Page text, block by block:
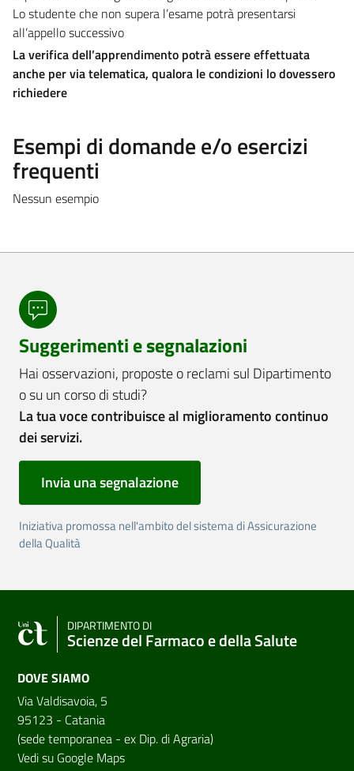
Lo studente che non supera l’esame potrà presentarsi
all’appello successivo
La verifica dell’apprendimento potrà essere effettuata
anche per via telematica, qualora le condizioni lo dovessero
richiedere
Esempi di domande e/o esercizi
frequenti
Nessun esempio
Suggerimenti e segnalazioni
Hai osservazioni, proposte o reclami sul Dipartimento
o su un corso di studi?
La tua voce contribuisce al miglioramento continuo
dei servizi.
Invia una segnalazione
Iniziativa promossa nell'ambito del sistema di Assicurazione
della Qualità
DIPARTIMENTO DI
Scienze del Farmaco e della Salute
DOVE SIAMO
Via Valdisavoia, 5
95123 - Catania
(sede temporanea - ex Dip. di Agraria)
Vedi su Google Maps